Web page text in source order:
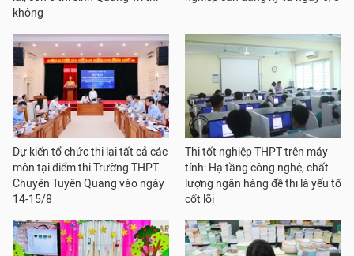
không
Dự kiến tổ chức thi lại tất cả các
môn tại điểm thi Trường THPT
Chuyên Tuyên Quang vào ngày
14-15/8
Thi tốt nghiệp THPT trên máy
tính: Hạ tầng công nghệ, chất
lượng ngân hàng đề thi là yếu tố
cốt lõi